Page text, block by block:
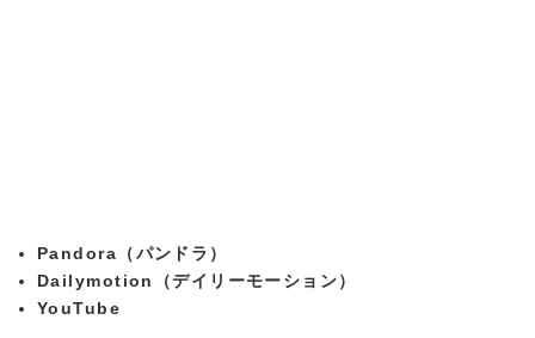
Pandora（パンドラ）
Dailymotion（デイリーモーション）
YouTube